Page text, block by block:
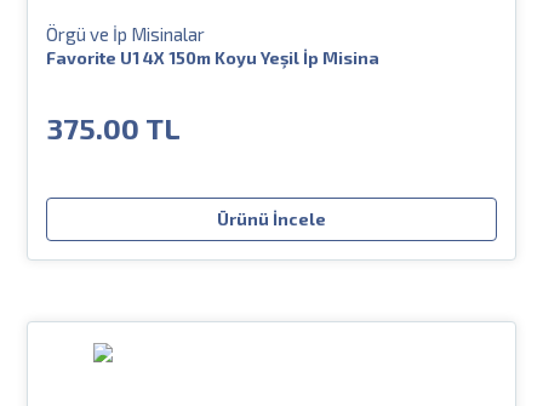
Örgü ve İp Misinalar
Favorite U1 4X 150m Koyu Yeşil İp Misina
375.00 TL
Ürünü İncele